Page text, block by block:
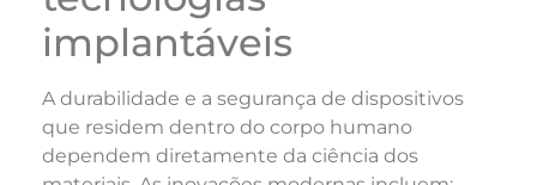
implantáveis
A durabilidade e a segurança de dispositivos
que residem dentro do corpo humano
dependem diretamente da ciência dos